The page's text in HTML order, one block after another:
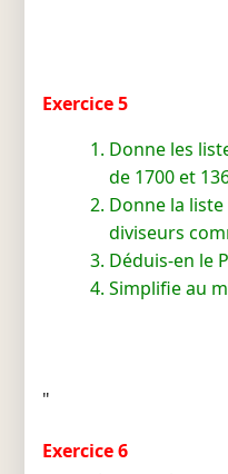
Exercice 5
Donne les
de 1700 et
Donne la
diviseurs
Déduis-en le
Simplifie au
"
Exercice 6